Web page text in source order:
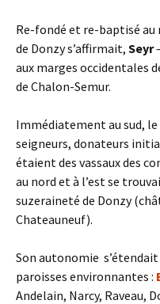
Re-fondé et re-baptisé
de Donzy s’affirmait, Seyr
aux marges occidentales
de Chalon-Semur.
Immédiatement au sud, le
seigneurs, donateurs
étaient des vassaux des
au nord et à l’est se
suzeraineté de Donzy
Chateauneuf).
Son autonomie
paroisses environnantes :
Andelain, Narcy, Raveau,